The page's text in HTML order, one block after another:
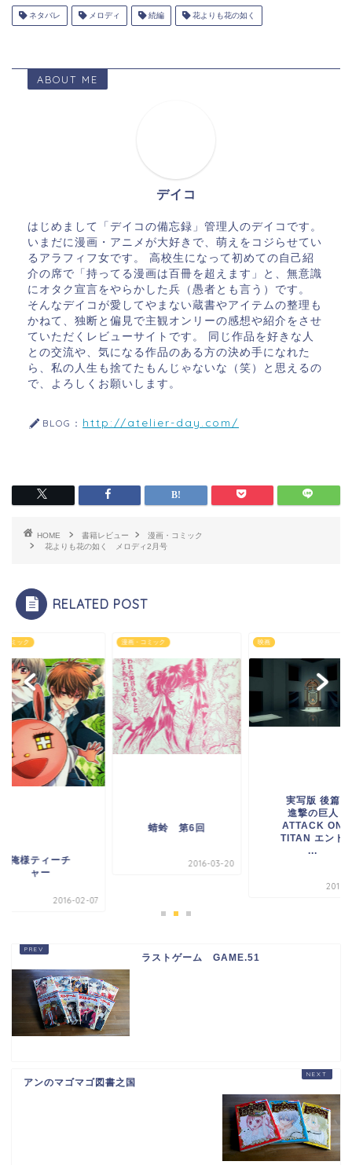
ネタバレ メロディ 続編 花よりも花の如く
ABOUT ME
デイコ
はじめまして「デイコの備忘録」管理人のデイコです。
いまだに漫画・アニメが大好きで、萌えをコジらせてい
るアラフィフ女です。 高校生になって初めての自己紹
介の席で「持ってる漫画は百冊を超えます」と、無意識
にオタク宣言をやらかした兵（愚者とも言う）です。
そんなデイコが愛してやまない蔵書やアイテムの整理も
かねて、独断と偏見で主観オンリーの感想や紹介をさせ
ていただくレビューサイトです。 同じ作品を好きな人
との交流や、気になる作品のある方の決め手になれた
ら、私の人生も捨てたもんじゃないな（笑）と思えるの
で、よろしくお願いします。
BLOG： http://atelier-day.com/
HOME 書籍レビュー
漫画・コミック
花よりも花の如く メロディ2月号
RELATED POST
コミック
俺様ティーチ
ャー
2016-02-07
漫画・コミック
蜻蛉 第6回
2016-03-20
映画
実写版 後篇
進撃の巨人
ATTACK ON
TITAN エンド
...
2016-
ラストゲーム GAME.51
アンのマゴマゴ図書之国